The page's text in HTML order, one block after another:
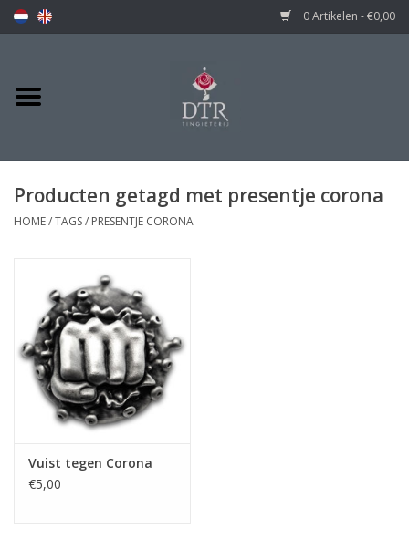
0 Artikelen - €0,00
Producten getagd met presentje corona
HOME/TAGS/ PRESENTJE CORONA
Vuist tegen Corona
€5,00